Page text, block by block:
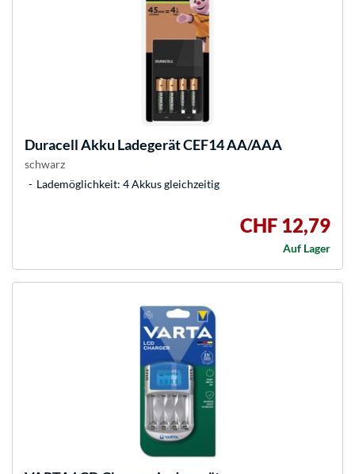
DuracellAkku Ladegerät CEF14 AA/AAA
schwarz
Lademöglichkeit: 4 Akkus gleichzeitig
CHF 12,79
Auf Lager